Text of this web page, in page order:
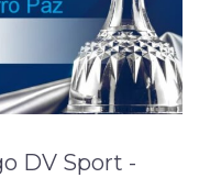
DV Sport -